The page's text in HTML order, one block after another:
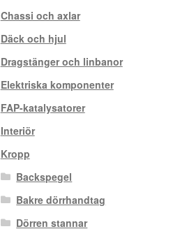
Chassi och axlar
Däck och hjul
Dragstänger och linbanor
Elektriska komponenter
FAP-katalysatorer
Interiör
Kropp
Backspegel
Bakre dörrhandtag
Dörren stannar